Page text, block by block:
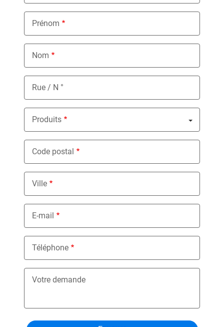
Prénom
Nom
Rue / N °
Produits
Nothing selected
Code postal
Ville
E-mail
Téléphone
Votre demande